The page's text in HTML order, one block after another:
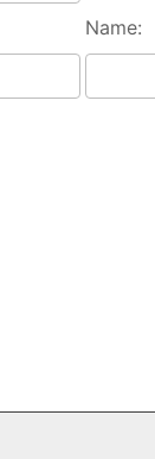
Name: